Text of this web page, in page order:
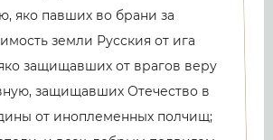
яко павших во брани за
земли Русския от ига
защищавших от врагов веру
защищавших Отечество в
от иноплеменных полчищ;